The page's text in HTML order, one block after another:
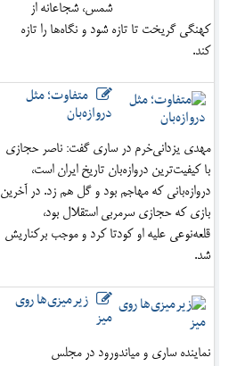
شمس، شجاعانه از
کهنگی گریخت تا تازه شود و نگاه‌ها را تازه
کند.
متفاوت؛ مثل
دروازه‌بان
مهدی یزدانی‌خرم در ساری گفت: ناصر حجازی
با کیفیت‌ترین دروازه‌بان تاریخ ایران است،
دروازه‌بانی که مهاجم بود و گل هم زد. در آخرین
بازی که حجازی سرمربی استقلال بود،
قلعه‌نوعی علیه او کودتا کرد و موجب برکناریش
شد.
زیرمیزی‌ها روی
میز
نماینده ساری و میاندورود در مجلس